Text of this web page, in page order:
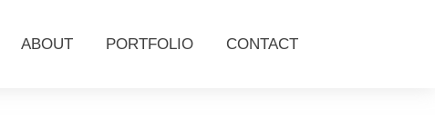
ABOUT PORTFOLIO CONTACT